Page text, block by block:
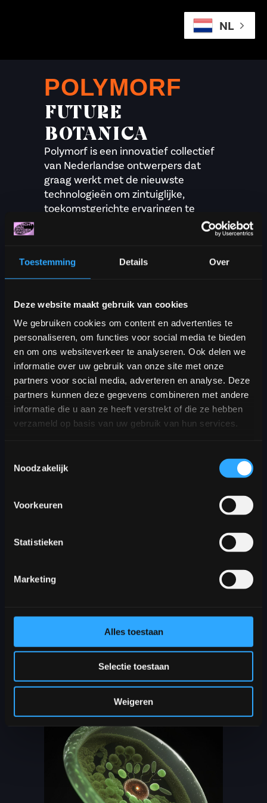
Toestemming Details Over
Deze website maakt gebruik van cookies
We gebruiken cookies om content en advertenties te
personaliseren, om functies voor social media te bieden
en om ons websiteverkeer te analyseren. Ook delen we
informatie over uw gebruik van onze site met onze
partners voor social media, adverteren en analyse. Deze
partners kunnen deze gegevens combineren met andere
informatie die u aan ze heeft verstrekt of die ze hebben
verzameld op basis van uw gebruik van hun services.
Noodzakelijk
Voorkeuren
Statistieken
Marketing
Alles toestaan
Selectie toestaan
Weigeren
POLYMORF
FUTURE
BOTANICA
Polymorf is een innovatief collectief
van Nederlandse ontwerpers dat
graag werkt met de nieuwste
technologieën om zintuiglijke,
toekomstgerichte ervaringen te
creëren. Bekend van projecten met
publiek uit om op een nieuwe manier
naar de wereld te kijken.
MetFuture Botanicapresenteren zij
een gloednieuw interactief
kunstwerk dat onze kijk op natuur en
technologie op zijn kop zet. Via een
app op je eigen telefoon ga je samen
met andere bezoekers én een
kunstmatige intelligentie aan de slag
als digitale tuinier. Je ontwerpt
nieuwe planten, wezens en zelfs
toekomst.
een fragiel proces. Alles is met elkaar
verantwoordelijkheid?
Future Botanica
toekomst.
Bezoekerscentrum Oude
Sterrewacht
Doorlopend
NL